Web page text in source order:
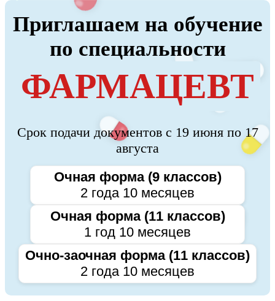
Приглашаем на обучение
по специальности
ФАРМАЦЕВТ
Срок подачи документов с 19 июня по 17
августа
Очная форма (9 классов)
2 года 10 месяцев
Очная форма (11 классов)
1 год 10 месяцев
Очно-заочная форма (11 классов)
2 года 10 месяцев